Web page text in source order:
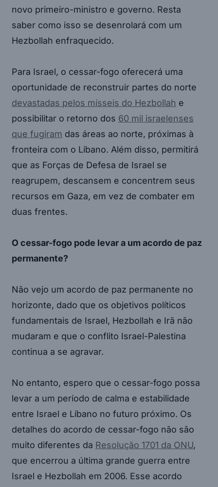
novo primeiro-ministro e governo. Resta
saber como isso se desenrolará com um
Hezbollah enfraquecido.
Para Israel, o cessar-fogo oferecerá uma
oportunidade de reconstruir partes do norte
devastadas pelos mísseis do Hezbollah e
possibilitar o retorno dos 60 mil israelenses
que fugiram das áreas ao norte, próximas à
fronteira com o Líbano. Além disso, permitirá
que as Forças de Defesa de Israel se
reagrupem, descansem e concentrem seus
recursos em Gaza, em vez de combater em
duas frentes.
O cessar-fogo pode levar a um acordo de paz
permanente?
Não vejo um acordo de paz permanente no
horizonte, dado que os objetivos políticos
fundamentais de Israel, Hezbollah e Irã não
mudaram e que o conflito Israel-Palestina
continua a se agravar.
No entanto, espero que o cessar-fogo possa
levar a um período de calma e estabilidade
entre Israel e Líbano no futuro próximo. Os
detalhes do acordo de cessar-fogo não são
muito diferentes da Resolução 1701 da ONU,
que encerrou a última grande guerra entre
Israel e Hezbollah em 2006. Esse acordo